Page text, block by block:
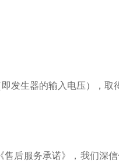
发生器的输入电压），取
后服务承诺》，我们深